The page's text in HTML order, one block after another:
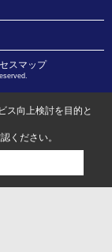
セスマップ
ス向上検討を目的と
ください。